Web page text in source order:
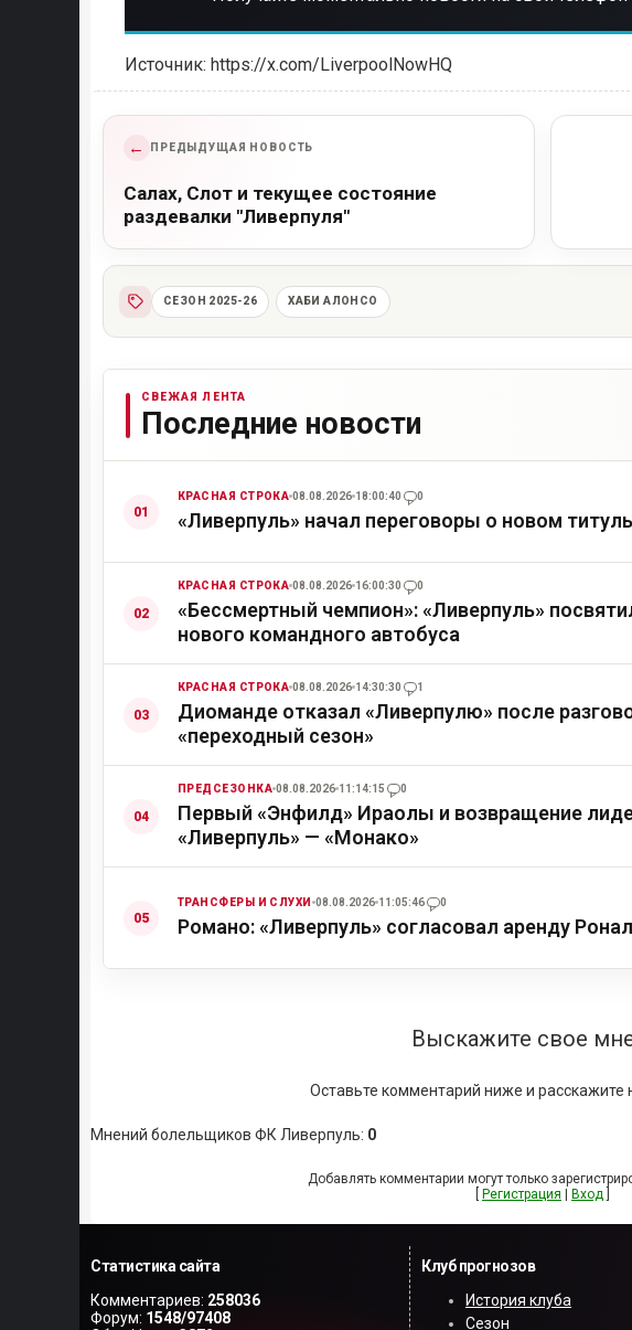
Источник: https://x.com/LiverpoolNowHQ
← ПРЕДЫДУЩАЯ НОВОСТЬ
Салах, Слот и текущее состояние
раздевалки "Ливерпуля"
СЕЗОН 2025-26 ХАБИ АЛОНСО
СВЕЖАЯ ЛЕНТА
Последние новости
КРАСНАЯ СТРОКА 08.08.2026 18:00:40 0
«Ливерпуль» начал переговоры о новом
КРАСНАЯ СТРОКА 08.08.2026 16:00:30 0
«Бессмертный чемпион»: «Ливерпуль»
нового командного автобуса
КРАСНАЯ СТРОКА 08.08.2026 14:30:30 1
Диоманде отказал «Ливерпулю» после
«переходный сезон»
ПРЕДСЕЗОНКА 08.08.2026 11:14:15 0
Первый «Энфилд» Ираолы и возвращение
«Ливерпуль» — «Монако»
ТРАНСФЕРЫ И СЛУХИ 08.08.2026 11:05:46 0
Романо: «Ливерпуль» согласовал аренду
Выскажите свое
Оставьте комментарий ниже и расскажите
Мнений болельщиков ФК Ливерпуль: 0
Добавлять комментарии могут только
Регистрация Вход
Статистика сайта
Комментариев: 258036
Форум: 1548/97408
Клуб прогнозов
История клуба
Сезон